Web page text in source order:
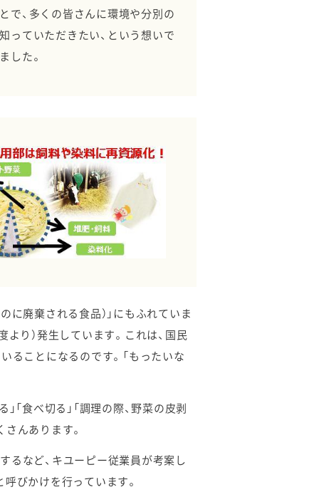
で、多くの皆さんに環境や分別の
っていただきたい、という想いで
した。
に廃棄される食品）」にもふれていま
より）発生しています。これは、国民
ることになるのです。「もったいな
「食べ切る」「調理の際、野菜の皮剥
んあります。
るなど、キユーピー従業員が考案し
呼びかけを行っています。